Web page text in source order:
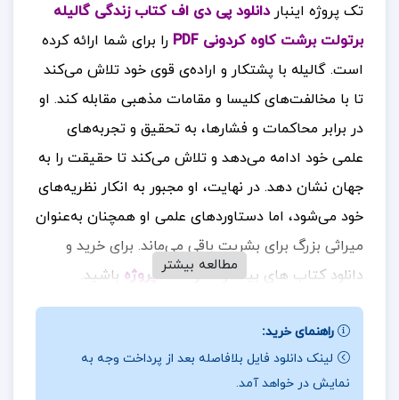
تک پروژه اینبار دانلود پی دی اف کتاب زندگی‌ گالیله
برتولت برشت کاوه کردونی PDF
را برای شما ارائه کرده
است. گالیله با پشتکار و اراده‌ی قوی خود تلاش می‌کند
تا با مخالفت‌های کلیسا و مقامات مذهبی مقابله کند. او
در برابر محاکمات و فشارها، به تحقیق و تجربه‌های
علمی خود ادامه می‌دهد و تلاش می‌کند تا حقیقت را به
جهان نشان دهد. در نهایت، او مجبور به انکار نظریه‌های
خود می‌شود، اما دستاوردهای علمی او همچنان به‌عنوان
میراثی بزرگ برای بشریت باقی می‌ماند. برای خرید و
دانلود کتاب های بیشتر همراهتک پروژه باشید.
نقد کتاب زندگی‌ گالیله برتولت برشت کاوه کردونی
صحنه‌ی آغازین نمایش‌نامه در اتاق گالیله با حضور
شاگردش آندره‌آ، که پسر خدمتکار او، خانم سارتی، نیز
مطالعه بیشتر
راهنمای خرید:
لینک دانلود فایل بلافاصله بعد از پرداخت وجه به
نمایش در خواهد آمد.